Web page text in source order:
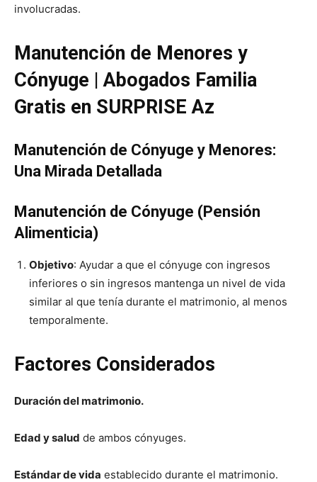
involucradas.
Manutención de Menores y
Cónyuge | Abogados Familia
Gratis en SURPRISE Az
Manutención de Cónyuge y Menores:
Una Mirada Detallada
Manutención de Cónyuge (Pensión
Alimenticia)
Objetivo: Ayudar a que el cónyuge con ingresos
inferiores o sin ingresos mantenga un nivel de vida
similar al que tenía durante el matrimonio, al menos
temporalmente.
Factores Considerados
Duración del matrimonio.
Edad y salud de ambos cónyuges.
Estándar de vida establecido durante el matrimonio.